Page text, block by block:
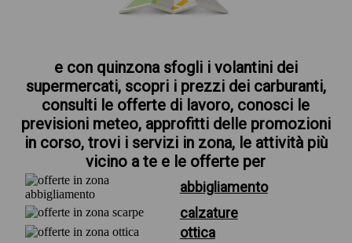
e con quinzona sfogli i volantini dei
supermercati, scopri i prezzi dei carburanti,
consulti le offerte di lavoro, conosci le
previsioni meteo, approfitti delle promozioni
in corso, trovi i servizi in zona, le attività più
vicino a te e le offerte per
abbigliamento
calzature
ottica